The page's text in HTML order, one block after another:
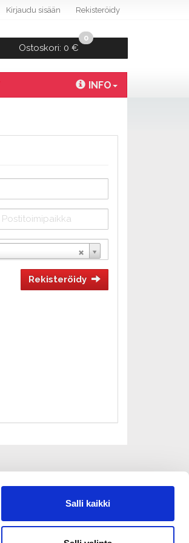
Salli kaikki
Kirjaudu sisään Rekisteröidy
Ostoskori: 0 €
0
INFO
Rekisteröidy